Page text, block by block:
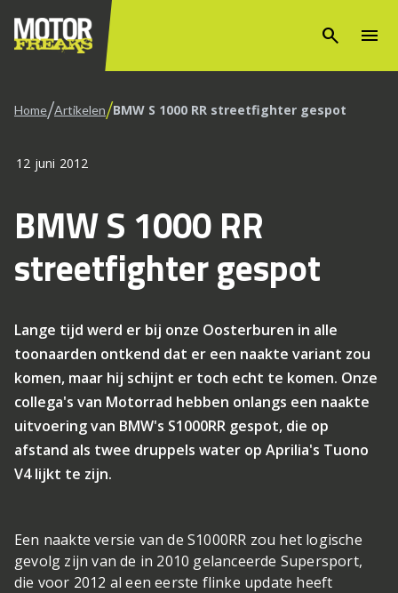
search menu
Home/Artikelen/BMW S 1000 RR streetfighter gespot
12 juni 2012
BMW S 1000 RR
streetfighter gespot
Lange tijd werd er bij onze Oosterburen in alle
toonaarden ontkend dat er een naakte variant zou
komen, maar hij schijnt er toch echt te komen. Onze
collega's van Motorrad hebben onlangs een naakte
uitvoering van BMW's S1000RR gespot, die op
afstand als twee druppels water op Aprilia's Tuono
V4 lijkt te zijn.
Een naakte versie van de S1000RR zou het logische
gevolg zijn van de in 2010 gelanceerde Supersport,
die voor 2012 al een eerste flinke update heeft